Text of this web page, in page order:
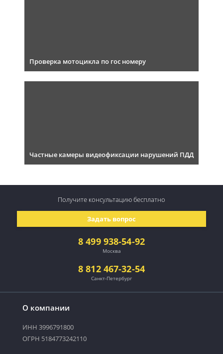
Проверка мотоцикла по гос номеру
Частные камеры видеофиксации нарушений ПДД
О компании
ИНН 3996791800
ОГРН 5184773242110
8 499 938-54-92
Москва
8 812 467-32-54
Санкт-Петербург
Задать вопрос
Получите консультациюбесплатно